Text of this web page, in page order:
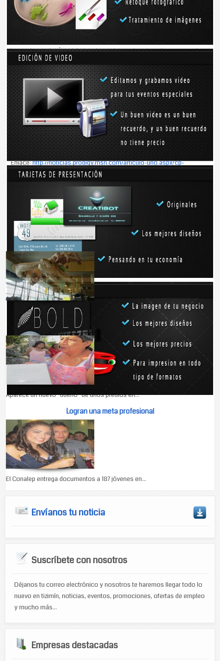
Independencia, pues necesitaban juntarse 2 mil 847 compañeros de
profesión y les faltaron 511. El récord Guinness lo tiene Dubai, y el
intento fue para que la Ciudad de México se colocara en el primer sitio,
la escalinata del Ángel de la Independencia, los chefs llevaron a cabo
una pequeña carrera desde la Glorieta de La Palma y posteriormente
intentaron presentar un Harlem Shake, que tampoco lograron. Los
participantes, en su mayoría estudiantes de cocina, comentaron que le
hizo falta difusión del evento, motivo por el cual quizá no pudieron
logar el nuevo récord mundial.
Enlace:http://noticias.prodigy.msn.com/articulo-uno.aspx?cp-
documentid=256798248
Talvez le interese...
Estatua gigante de Gollum en aeropuerto de Nueva Zelanda
Esos tediosos viajes en avión: llegas a la hora...
Temen perder su hogar
Aparece un nuevo "dueño" de unos predios en...
Logran una meta profesional
El Conalep entrega documentos a 187 jóvenes en...
Envíanos tu noticia
Suscríbete con nosotros
Déjanos tu correo electrónico y nosotros te haremos llegar todo lo
nuevo en tizimín, noticias, eventos, promociones, ofertas de empleo
y mucho más...
Empresas destacadas